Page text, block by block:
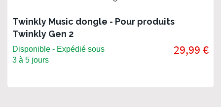
Twinkly Music dongle - Pour produits
Twinkly Gen 2
Disponible - Expédié sous
3 à 5 jours
29,99 €